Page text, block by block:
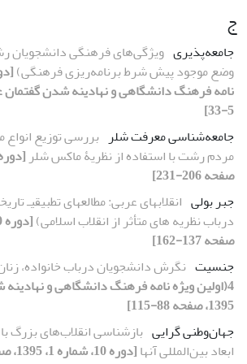
ج
جامعه‌پذیری ویژگی‌های فرهنگی دانشجویان
وضع موجود پیش شرط برنامه‌ریزی فرهنگی)
5-33]
جامعه‌شناسی معرفت شلر بررسی توزیع
مردم رشت با استفاده از نظریۀ ماکس شلر
صفحه 206-231]
جبر بولی انقلابهای عربی: مطالعهای تطبیقیـ
درباب نظریه های متأثر از انقلاب اسلامی)
صفحه 137-162]
جنسیت نگرش دانشجویان درباب خانواده،
4(اولین ویژه نامه فرهنگ دانشگاهی و
1395، صفحه 88-115]
جهان‌وطنی ­گرایی بازشناسی انقلاب‌های بزرگ
ابعاد بین‌المللی آنها[دوره 10، شماره 1، 1395، صفحه 5-35]